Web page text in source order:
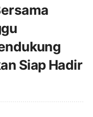
Siap Hadir